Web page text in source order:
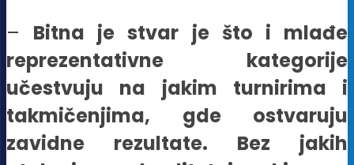
– Bitna je stvar je što i mlađe
reprezentativne kategorije
učestvuju na jakim turnirima i
takmičenjima, gde ostvaruju
zavidne rezultate. Bez jakih